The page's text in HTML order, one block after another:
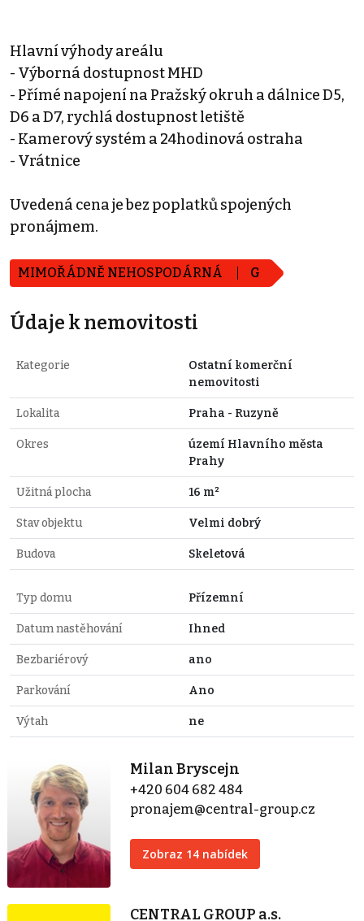
Hlavní výhody areálu
- Výborná dostupnost MHD
- Přímé napojení na Pražský okruh a dálnice D5,
D6 a D7, rychlá dostupnost letiště
- Kamerový systém a 24hodinová ostraha
- Vrátnice
Uvedená cena je bez poplatků spojených
pronájmem.
MIMOŘÁDNĚ NEHOSPODÁRNÁ G
Údaje k nemovitosti
Kategorie
Ostatní komerční
nemovitosti
Lokalita Praha - Ruzyně
Okres
území Hlavního města
Prahy
Užitná plocha 16 m²
Stav objektu Velmi dobrý
Budova Skeletová
Typ domu Přízemní
Datum nastěhování Ihned
Bezbariérový ano
Parkování Ano
Výtah ne
Milan Bryscejn
+420 604 682 484
pronajem@central-group.cz
Zobraz 14 nabídek
CENTRAL GROUP a.s.